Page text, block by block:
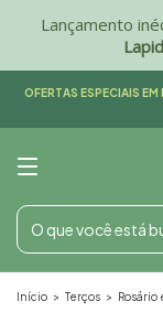
Lançamento
OFERTAS ESPECIAIS
Início > Terços > Rosário